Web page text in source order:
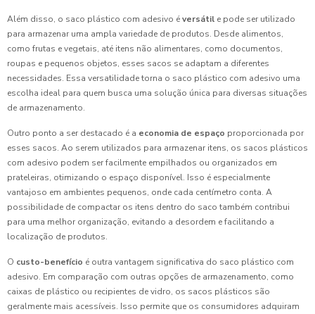
Além disso, o saco plástico com adesivo éversátil e pode ser utilizado
para armazenar uma ampla variedade de produtos. Desde alimentos,
como frutas e vegetais, até itens não alimentares, como documentos,
roupas e pequenos objetos, esses sacos se adaptam a diferentes
necessidades. Essa versatilidade torna o saco plástico com adesivo uma
escolha ideal para quem busca uma solução única para diversas situações
de armazenamento.
Outro ponto a ser destacado é a economia de espaço proporcionada por
esses sacos. Ao serem utilizados para armazenar itens, os sacos plásticos
com adesivo podem ser facilmente empilhados ou organizados em
prateleiras, otimizando o espaço disponível. Isso é especialmente
vantajoso em ambientes pequenos, onde cada centímetro conta. A
possibilidade de compactar os itens dentro do saco também contribui
para uma melhor organização, evitando a desordem e facilitando a
localização de produtos.
O custo-benefício é outra vantagem significativa do saco plástico com
adesivo. Em comparação com outras opções de armazenamento, como
caixas de plástico ou recipientes de vidro, os sacos plásticos são
geralmente mais acessíveis. Isso permite que os consumidores adquiram